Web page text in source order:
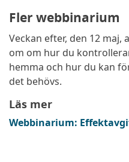
Fler webbinarium
Veckan efter, den 12
om om hur du
hemma och hur du kan
det behövs.
Läs mer
Webbinarium:
(extern länk, öppnas i ny